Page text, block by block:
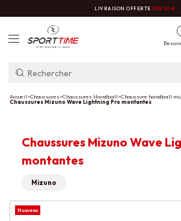
LIVRAISON OFFERTE DÈS 50 €
Accueil>Chaussures>Chaussures Handball>Chaussure handball
Chaussures Mizuno Wave Lightning Pro montantes
Chaussures Mizuno Wave
montantes
Mizuno
Nouveau